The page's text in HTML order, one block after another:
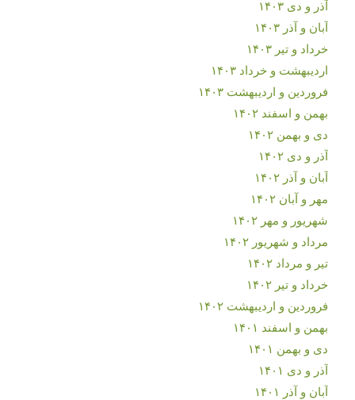
آذر و دی ۱۴۰۳
آبان و آذر ۱۴۰۳
خرداد و تیر ۱۴۰۳
اردیبهشت و خرداد ۱۴۰۳
فروردین و اردیبهشت ۱۴۰۳
بهمن و اسفند ۱۴۰۲
دی و بهمن ۱۴۰۲
آذر و دی ۱۴۰۲
آبان و آذر ۱۴۰۲
مهر و آبان ۱۴۰۲
شهریور و مهر ۱۴۰۲
مرداد و شهریور ۱۴۰۲
تیر و مرداد ۱۴۰۲
خرداد و تیر ۱۴۰۲
فروردین و اردیبهشت ۱۴۰۲
بهمن و اسفند ۱۴۰۱
دی و بهمن ۱۴۰۱
آذر و دی ۱۴۰۱
آبان و آذر ۱۴۰۱